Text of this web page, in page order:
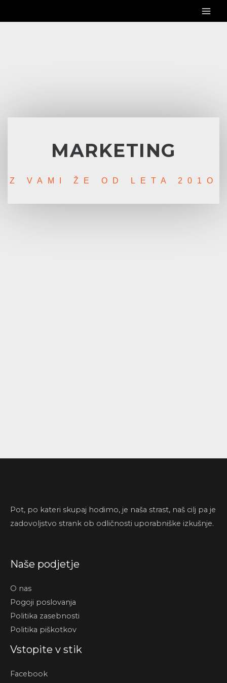
to
MARKETING
Z VAMI ŽE OD LETA 201O
Pot, po kateri skupaj hodimo, je naša strast, naš cilj pa je
zadovoljstvo strank ob odličnosti uporabniške izkušnje.
Naše podjetje
O nas
Pogoji poslovanja
Politika zasebnosti
Politika piškotkov
Vstopite v stik
Facebook